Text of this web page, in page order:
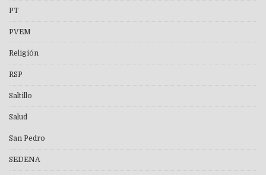
PT
PVEM
Religión
RSP
Saltillo
Salud
San Pedro
SEDENA